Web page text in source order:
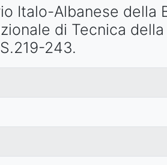
Italo-Albanese della
di Tecnica
243.